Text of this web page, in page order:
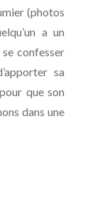
(photos
a un
confesser
sa
que son
dans une